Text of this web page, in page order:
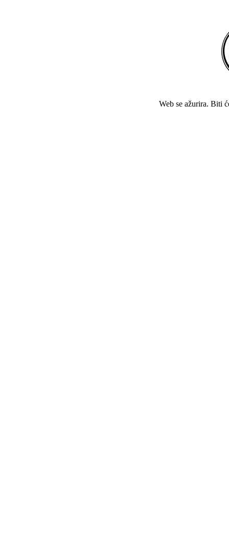
Web se ažurira. Biti